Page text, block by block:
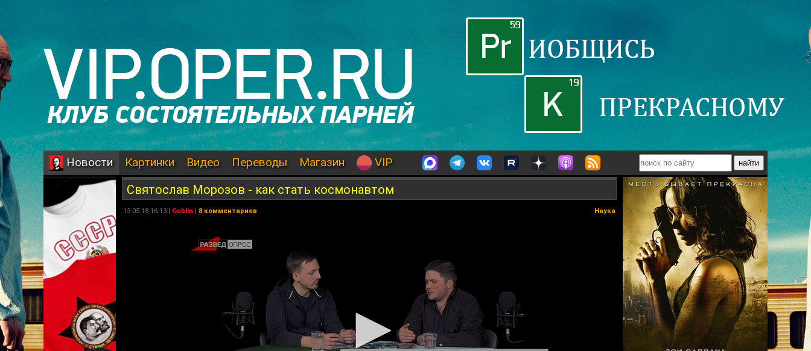
Новости Картинки Видео Переводы Магазин VIP
Святослав Морозов - как стать космонавтом
13.05.18 16:13 | Goblin | 8 комментариев Наука